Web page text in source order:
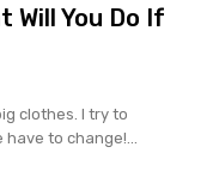
Will You Do If
clothes. I try to
to change!...